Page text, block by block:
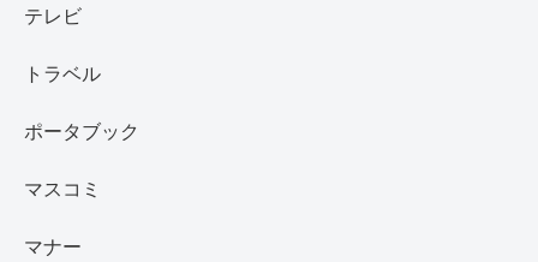
テレビ
トラベル
ポータブック
マスコミ
マナー